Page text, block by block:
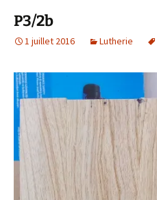
P3/2b
1 juillet 2016 Lutherie